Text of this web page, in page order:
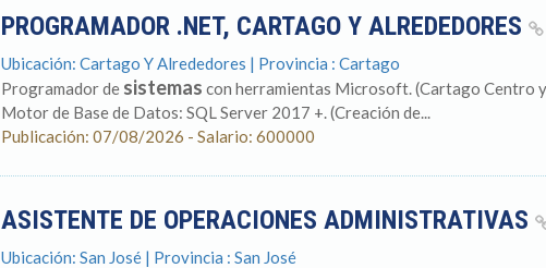
PROGRAMADOR .NET, CARTAGO Y ALREDEDORES
Ubicación: Cartago Y Alrededores | Provincia : Cartago
Programador de sistemas con herramientas Microsoft. (Cartago Centro
Motor de Base de Datos: SQL Server 2017 +. (Creación de...
Publicación: 07/08/2026 - Salario: 600000
ASISTENTE DE OPERACIONES ADMINISTRATIVAS
Ubicación: San José | Provincia : San José